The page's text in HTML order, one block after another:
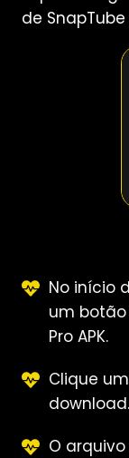
de SnapTube
No início
um
Pro APK.
Clique
download.
O